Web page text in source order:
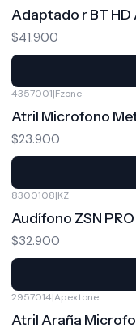
Adaptado r BT HD
$41.900
4357001|Fzone
Atril Microfono
$23.900
8300108|KZ
Audífono ZSN PRO
$32.900
OFF
2957014|Apextone
Atril Araña